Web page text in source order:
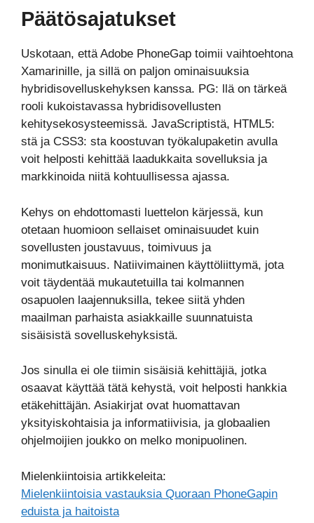
Päätösajatukset
Uskotaan, että Adobe PhoneGap toimii vaihtoehtona
Xamarinille, ja sillä on paljon ominaisuuksia
hybridisovelluskehyksen kanssa. PG: llä on tärkeä
rooli kukoistavassa hybridisovellusten
kehitysekosysteemissä. JavaScriptistä, HTML5:
stä ja CSS3: sta koostuvan työkalupaketin avulla
voit helposti kehittää laadukkaita sovelluksia ja
markkinoida niitä kohtuullisessa ajassa.
Kehys on ehdottomasti luettelon kärjessä, kun
otetaan huomioon sellaiset ominaisuudet kuin
sovellusten joustavuus, toimivuus ja
monimutkaisuus. Natiivimainen käyttöliittymä, jota
voit täydentää mukautetuilla tai kolmannen
osapuolen laajennuksilla, tekee siitä yhden
maailman parhaista asiakkaille suunnatuista
sisäisistä sovelluskehyksistä.
Jos sinulla ei ole tiimin sisäisiä kehittäjiä, jotka
osaavat käyttää tätä kehystä, voit helposti hankkia
etäkehittäjän. Asiakirjat ovat huomattavan
yksityiskohtaisia ja informatiivisia, ja globaalien
ohjelmoijien joukko on melko monipuolinen.
Mielenkiintoisia artikkeleita:
Mielenkiintoisia vastauksia Quoraan PhoneGapin
eduista ja haitoista